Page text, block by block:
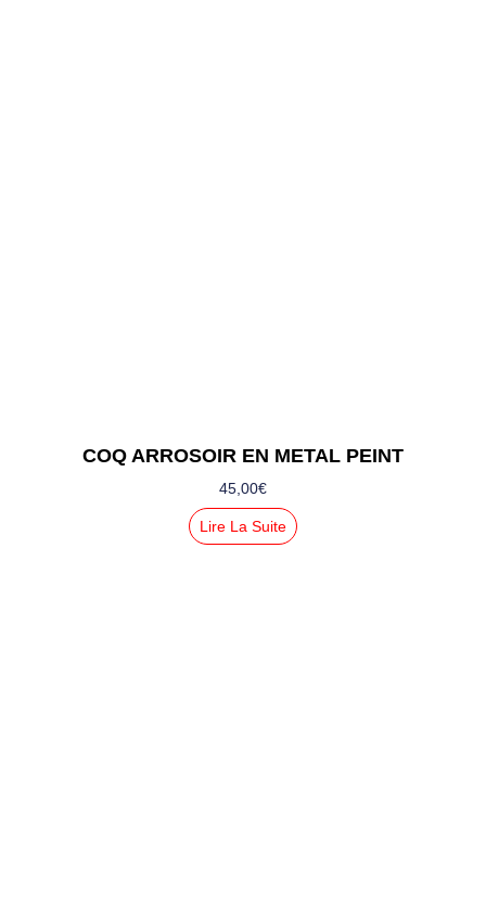
COQ ARROSOIR EN METAL PEINT
45,00€
Lire La Suite